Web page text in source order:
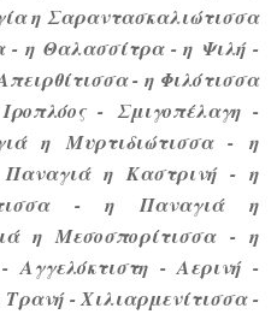
η Σαραντασκαλιώτισσα
- η Θαλασσίτρα - η Ψιλή -
- η Φιλότισσα
- Σμιγοπέλαγη -
η Μυρτιδιώτισσα - η
η Καστρινή - η
- η Παναγιά η
η Μεσοσπορίτισσα - η
Αγγελόκτιστη - Αερινή -
- Χιλιαρμενίτισσα -